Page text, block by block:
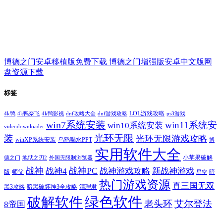
博德之门安卓移植版免费下载 博德之门增强版安卓中文版网
盘资源下载
标签
4k鸭 4k鸭奈飞 4k鸭影视 dnf攻略大全 dnf游戏攻略 LOL游戏攻略 ps3游戏
videodownloader win7系统安装 win10系统安装 win11系统安
装 winXP系统安装 乌鸦喝水PPT 光环无限 光环无限游戏攻略 博
德之门 地狱之刃2 外国无限制浏览器 实用软件大全 小苹果破解
版 师父 战神 战神4 战神PC 战神游戏攻略 新战神游戏 星空 暗
黑3攻略 暗黑破坏神3全攻略 清理君 热门游戏资源 真三国无双
8帝国 破解软件绿色软件 老头环艾尔登法